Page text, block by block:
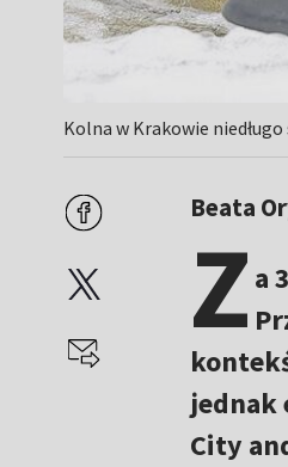
Kolna w Krakowie
Beata
Z a
jednak
City